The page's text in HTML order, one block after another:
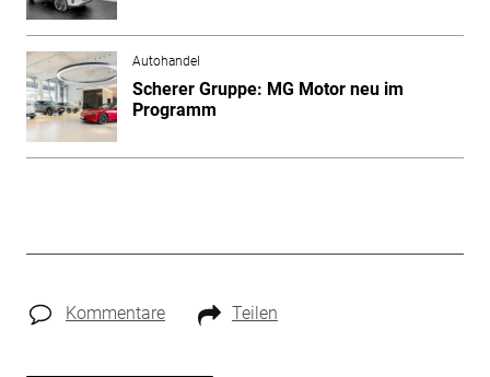
Autohandel
Scherer Gruppe: MG Motor neu im
Programm
Kommentare Teilen